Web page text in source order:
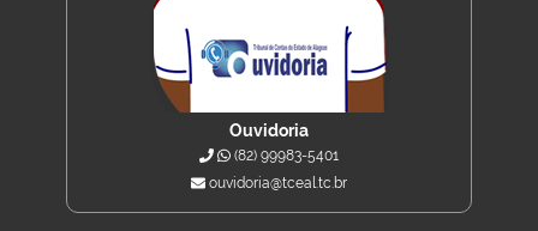
Ouvidoria
(82) 99983-5401
ouvidoria@tceal.tc.br